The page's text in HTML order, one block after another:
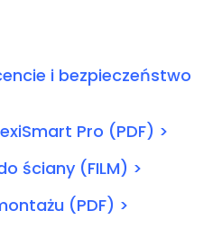
i bezpieczeństwo
Pro (PDF) >
ściany (FILM) >
(PDF) >